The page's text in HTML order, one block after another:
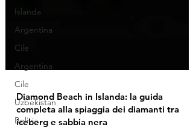
Islanda
Argentina
Cile
Argentina
Cile
Uzbekistan
Bolivia
Diamond Beach in Islanda: la guida